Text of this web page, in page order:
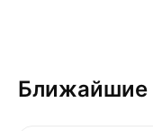
Ближайшие